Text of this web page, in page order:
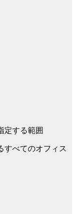
定する範囲
すべてのオフィス